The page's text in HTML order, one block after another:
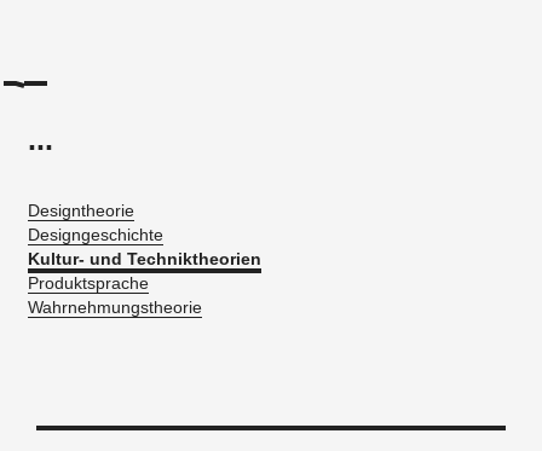
...
Designtheorie
Designgeschichte
Kultur- und Techniktheorien
Produktsprache
Wahrnehmungstheorie